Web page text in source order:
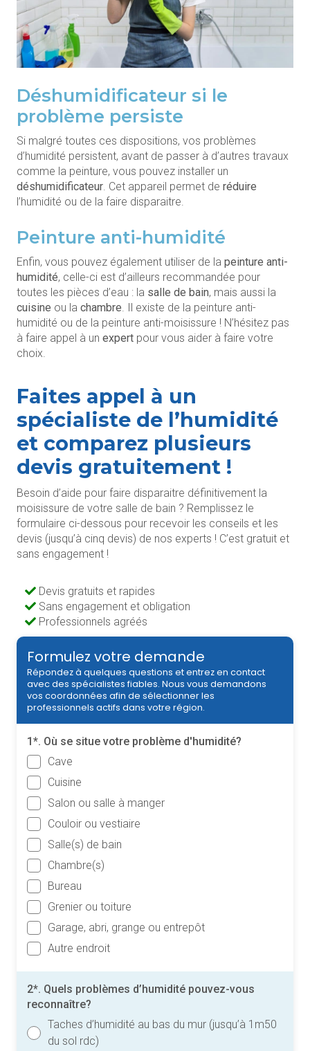
Déshumidificateur si le
problème persiste
Si malgré toutes ces dispositions, vos problèmes
d’humidité persistent, avant de passer à d’autres travaux
comme la peinture, vous pouvez installer un
déshumidificateur. Cet appareil permet de réduire
l’humidité ou de la faire disparaitre.
Peinture anti-humidité
Enfin, vous pouvez également utiliser de la peinture anti-
humidité, celle-ci est d’ailleurs recommandée pour
toutes les pièces d’eau : la salle de bain, mais aussi la
cuisine ou la chambre. Il existe de la peinture anti-
humidité ou de la peinture anti-moisissure ! N’hésitez pas
à faire appel à un expert pour vous aider à faire votre
choix.
Faites appel à un
spécialiste de l’humidité
et comparez plusieurs
devis gratuitement !
Besoin d’aide pour faire disparaitre définitivement la
moisissure de votre salle de bain ? Remplissez le
formulaire ci-dessous pour recevoir les conseils et les
devis (jusqu’à cinq devis) de nos experts ! C’est gratuit et
sans engagement !
Devis gratuits et rapides
Sans engagement et obligation
Professionnels agréés
Formulez votre demande
Répondez à quelques questions et entrez en contact
avec des spécialistes fiables. Nous vous demandons
vos coordonnées afin de sélectionner les
professionnels actifs dans votre région.
1*. Où se situe votre problème d'humidité?
Cave
Cuisine
Salon ou salle à manger
Couloir ou vestiaire
Salle(s) de bain
Chambre(s)
Bureau
Grenier ou toiture
Garage, abri, grange ou entrepôt
Autre endroit
2*. Quels problèmes d’humidité pouvez-vous
reconnaître?
Taches d’humidité au bas du mur (jusqu’à 1m50
du sol rdc)